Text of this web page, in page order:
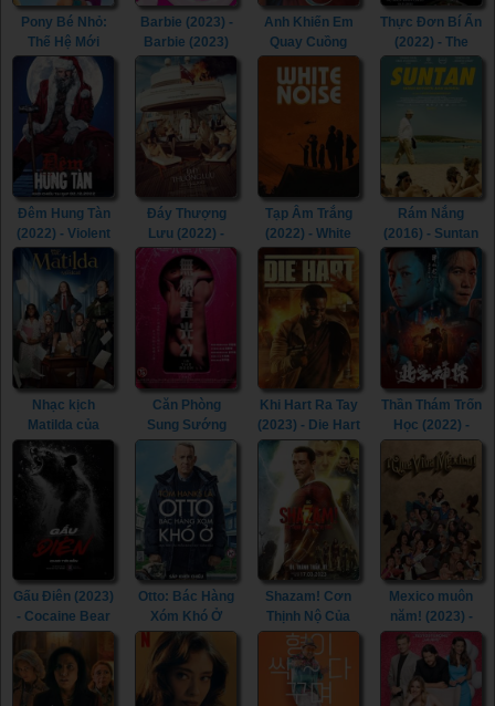
Pony Bé Nhỏ:
Thế Hệ Mới
(2021) - My
Little Pony: A
New Generation
(2021)
Barbie (2023) -
Barbie (2023)
Anh Khiến Em
Quay Cuồng
(2022) - Spin Me
Round (2022)
Thực Đơn Bí Ẩn
(2022) - The
Đêm Hung Tàn
(2022) - Violent
Night (2022)
Đáy Thượng
Lưu (2022) -
Triangle of
Sadness (2022)
Tạp Âm Trắng
(2022) - White
Noise (2022)
Rám Nắng
(2016) - Suntan
(2016)
Nhạc kịch
Matilda của
Roald Dahl
(2022) - Roald
Dahl's Matilda
(2022)
Căn Phòng
Sung Sướng
(2015) - In the
Room (2015)
Khi Hart Ra Tay
(2023) - Die Hart
(2023)
Thần Thám Trốn
Học (2022) -
Detective Chen
(2022)
Gấu Điên (2023)
- Cocaine Bear
(2023)
Otto: Bác Hàng
Xóm Khó Ở
(2022) - A Man
Called Otto
(2022)
Shazam! Cơn
Thịnh Nộ Của
Các Vị Thần
(2023) -
Shazam! Fury of
the Gods (2023)
Mexico muôn
năm! (2023) -
¡Que Viva
México! (2023)